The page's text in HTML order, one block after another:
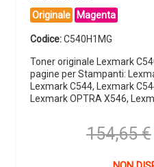
Originale Magenta
Codice:C540H1MG
Toner originale Lexmark
pagine per Stampanti:
Lexmark C544, Lexmark
Lexmark OPTRA X546,
154,65€